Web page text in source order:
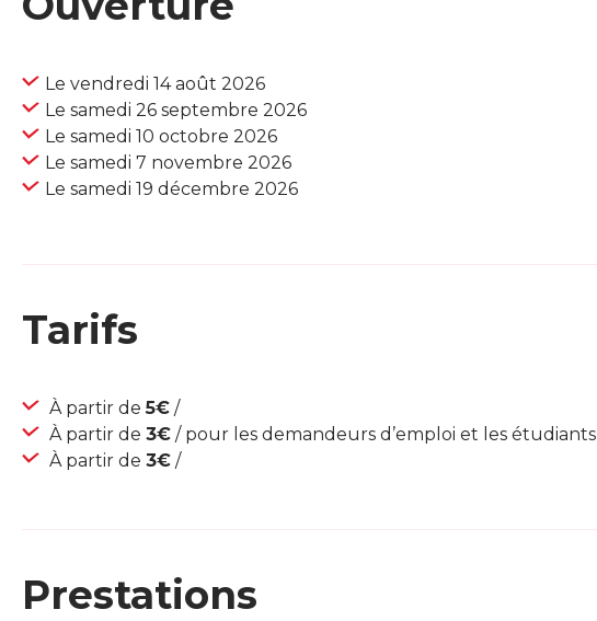
Le vendredi 14 août 2026
Le samedi 26 septembre 2026
Le samedi 10 octobre 2026
Le samedi 7 novembre 2026
Le samedi 19 décembre 2026
Tarifs
À partir de5€ /
À partir de 3€ / pour les demandeurs d’emploi et les étudiants
À partir de 3€ /
Prestations